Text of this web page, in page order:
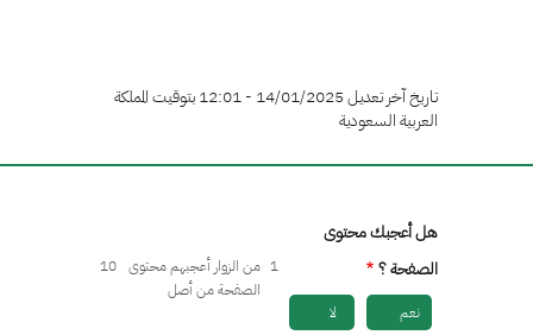
تاريخ آخر تعديل 14/01/2025 - 12:01 بتوقيت المملكة
العربية السعودية
هل أعجبك محتوى
الصفحة ؟
نعم لا
1 من الزوار أعجبهم محتوى
الصفحة من أصل
10